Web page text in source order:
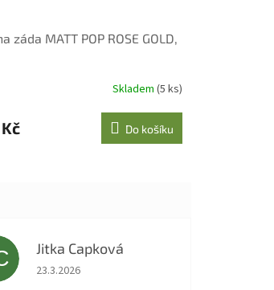
záda MATT POP ROSE GOLD,
Skladem (5 ks)
Do košíku
Jitka Capková
Hodnocení obchodu je 5 z 5 hvězdiček.
23.3.2026